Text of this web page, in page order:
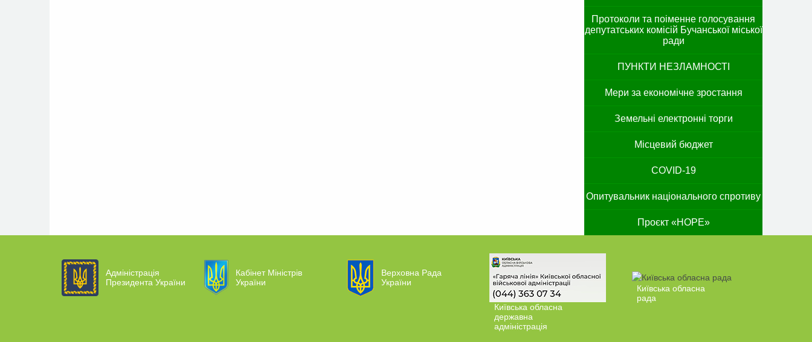
Протоколи та поіменне голосування
депутатських комісій Бучанської міської
ради
ПУНКТИ НЕЗЛАМНОСТІ
Мери за економічне зростання
Земельні електронні торги
Місцевий бюджет
COVID-19
Опитувальник національного спротиву
Проєкт «HOPE»
Адміністрація
Президента України
Кабінет Міністрів
України
Верховна Рада
України
Київська обласна
державна
адміністрація
Київська обласна
рада